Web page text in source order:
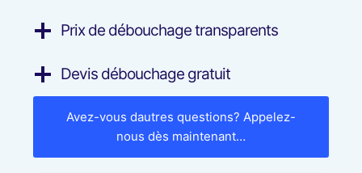
Prix de débouchage transparents
Devis débouchage gratuit
Avez-vous dautres questions? Appelez-
nous dès maintenant…